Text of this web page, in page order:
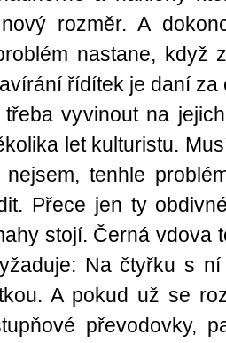
rozměr. A
nastane, když
řídítek je daní
vyvinout na
let kulturistu.
nejsem, tenhle
Přece jen ty
stojí. Černá vdova
Na čtyřku s
A pokud už se
převodovky,